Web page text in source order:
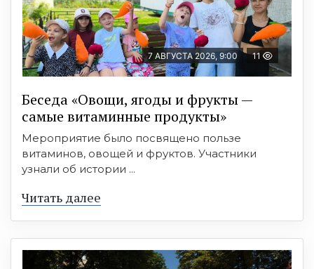
7 АВГУСТА 2026, 9:00 11
Беседа «Овощи, ягоды и фрукты —
самые витаминные продукты»
Мероприятие было посвящено пользе
витаминов, овощей и фруктов. Участники
узнали об истории ...
Читать далее